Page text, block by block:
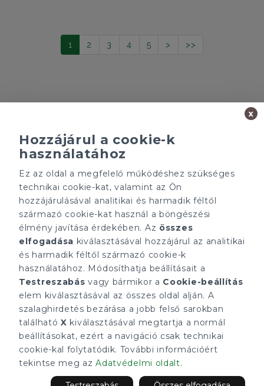
1 2 3 4 5 > >>
Minden ügynökségnek saját tulajdonosa van és önállóan
ÁRFOLYAM 07/08/2026
EUR 366.4 HUF
CÉGÜNK
Gruppo T.F.M. Szolgáltató
Zrt.
Rólunk
A Tecnocasa csoport
Munkát keresel?
ELÉRHETŐSÉGEINK
tecnocasa.hu
Gruppo T.F.M. Szolgáltató
Zrt.
1068 Budapest, Király
utca 102
+36 1 352 1900
info@tecnocasa.hu
2026 Gruppo T.F.M. Szolgáltató Zrt. - P. IVA 27421275-2-42 - 1068
Budapest, Király utca 102.. Minden ügynökségnek saját
tulajdonosa van és önállóan működik.
Adatvédelmi irányelvek
|Cookies tájékoztató
Hozzájárul a cookie-k
használatához
Ez az oldal a megfelelő működéshez szükséges
technikai cookie-kat, valamint az Ön
hozzájárulásával analitikai és harmadik féltől
származó cookie-kat használ a böngészési
élmény javítása érdekében. Az összes
elfogadása kiválasztásával hozzájárul az analitikai
és harmadik féltől származó cookie-k
használatához. Módosíthatja beállításait a
Testreszabás vagy bármikor a Cookie-beállítás
elem kiválasztásával az összes oldal alján. A
szalaghirdetés bezárása a jobb felső sarokban
található X kiválasztásával megtartja a normál
beállításokat, ezért a navigáció csak technikai
cookie-kal folytatódik. További információért
tekintse meg azAdatvédelmi oldalt.
x